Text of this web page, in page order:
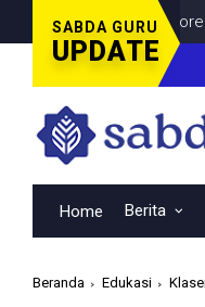
SABDA GURU
UPDATE
Dina Lorenza di
Home Berita
Beranda Edukasi